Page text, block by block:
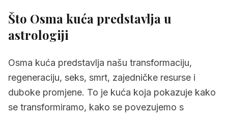
kuća
1.2 Kako se energije Osme kuće
1.3 Zašto je Osma kuća važna u natalnoj
karti
2. Dubinsko značenje Osme kuće
Što Osma kuća predstavlja u
astrologiji
Osma kuća predstavlja našu transformaciju,
regeneraciju, seks, smrt, zajedničke resurse i
duboke promjene. To je kuća koja pokazuje kako
se transformiramo, kako se povezujemo s